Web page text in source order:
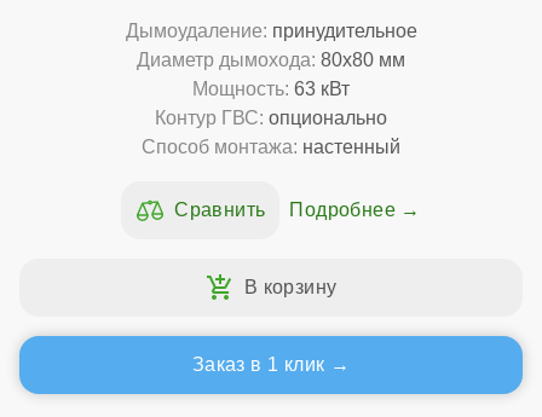
Дымоудаление: принудительное
Диаметр дымохода: 80x80 мм
Мощность: 63 кВт
Контур ГВС: опционально
Способ монтажа: настенный
Подробнее
Заказ в 1 клик